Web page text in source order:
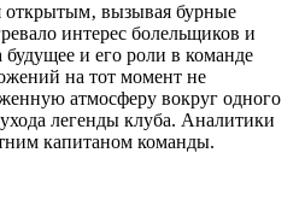
открытым‚ вызывая бурные
интерес болельщиков и
и его роли в команде
на тот момент не
атмосферу вокруг одного
легенды клуба. Аналитики
капитаном команды.